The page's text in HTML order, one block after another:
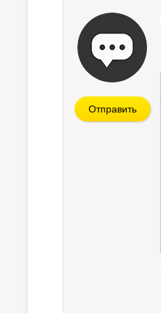
Отправить